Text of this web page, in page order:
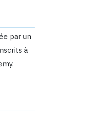
par un
à